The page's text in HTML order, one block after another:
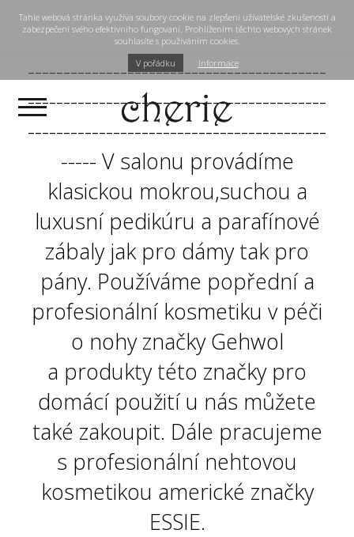
Tahle webová stránka využíva soubory cookie na zlepšení užívatelské zkušenosti a
zabezpečení svého efektivního fungovaní. Prohlížením těchto webových stránek
souhlasíte s používáním cookies.
V pořádku
Informace
------------------------------------------
------------------------------------------
------------------------------------------
----- V salonu provádíme
klasickou mokrou,suchou a
luxusní pedikúru a parafínové
zábaly jak pro dámy tak pro
pány. Používáme popřední a
profesionální kosmetiku v péči
o nohy značky Gehwol
a produkty této značky pro
domácí použití u nás můžete
také zakoupit. Dále pracujeme
s profesionální nehtovou
kosmetikou americké značky
ESSIE.